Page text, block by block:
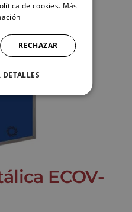
ECOV-
de cookies. Más
RECHAZAR
DETALLES